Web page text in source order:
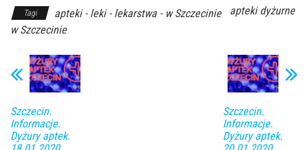
Tagi apteki - leki - lekarstwa - w Szczecinie
apteki dyżurne
w Szczecinie
Szczecin.
Informacje.
Dyżury aptek.
Szczecin.
Informacje.
Dyżury aptek.